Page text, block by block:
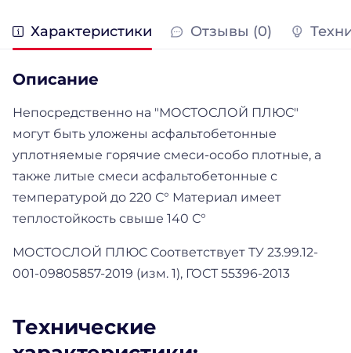
Характеристики Отзывы (0)
Описание
Непосредственно на "МОСТОСЛОЙ ПЛЮС"
могут быть уложены асфальтобетонные
уплотняемые горячие смеси-особо плотные, а
также литые смеси асфальтобетонные с
температурой до 220 С° Материал имеет
теплостойкость свыше 140 С°
МОСТОСЛОЙ ПЛЮС Соответствует ТУ 23.99.12-
001-09805857-2019 (изм. 1), ГОСТ 55396-2013
Технические